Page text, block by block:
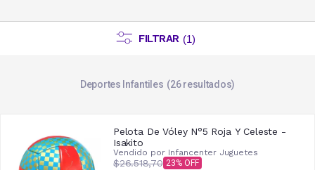
FILTRAR (1)
Deportes Infantiles 26resultados
Pelota De Vóley N°5 Roja Y Celeste -
Isakito
Vendido por Infancenter Juguetes
$26.518,70 23